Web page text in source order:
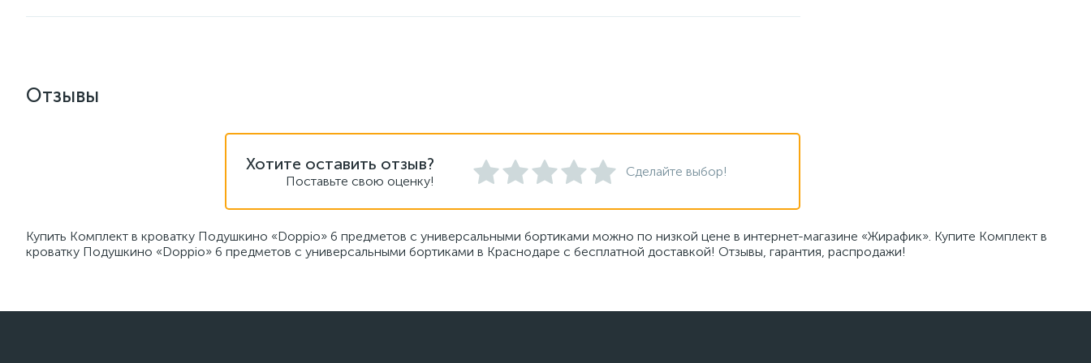
Отзывы
Хотите оставить отзыв?
Поставьте свою оценку!
Сделайте выбор!
Купить Комплект в кроватку Подушкино «Doppio» 6 предметов с универсальными бортиками можно по низкой цене в интернет-магазине «Жирафик». Купите Комплект в
кроватку Подушкино «Doppio» 6 предметов с универсальными бортиками в Краснодаре с бесплатной доставкой! Отзывы, гарантия, распродажи!